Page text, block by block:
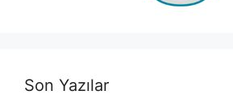
Son Yazılar